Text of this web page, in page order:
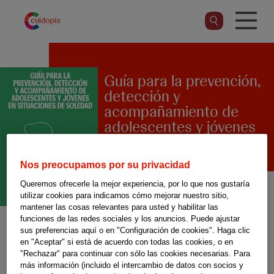
contenido
Guía para la prevención,
detección y
acompañamiento de
adolescentes y jóvenes
soledad
Esta guía editada por el
Ayuntamiento de Barcelona, es
un recurso dirigido
especialmente a los
Nos preocupamos por su privacidad
Queremos ofrecerle la mejor experiencia, por lo que nos gustaría
utilizar cookies para indicarnos cómo mejorar nuestro sitio,
mantener las cosas relevantes para usted y habilitar las
funciones de las redes sociales y los anuncios. Puede ajustar
sus preferencias aquí o en "Configuración de cookies". Haga clic
en "Aceptar" si está de acuerdo con todas las cookies, o en
"Rechazar" para continuar con sólo las cookies necesarias. Para
más información (incluido el intercambio de datos con socios y